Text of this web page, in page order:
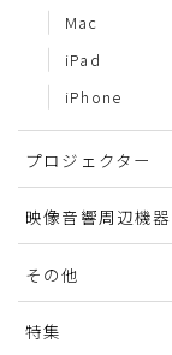
Mac
iPad
iPhone
プロジェクター
映像音響周辺機器
その他
特集